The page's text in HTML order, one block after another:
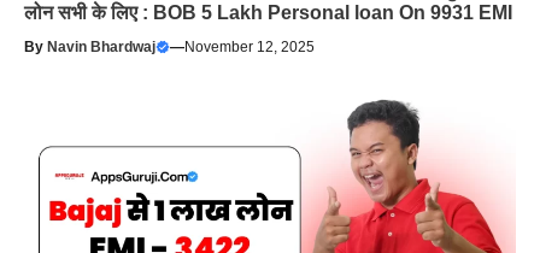
लोन सभी के लिए : BOB 5 Lakh Personal loan On 9931 EMI
By Navin Bhardwaj —November 12, 2025